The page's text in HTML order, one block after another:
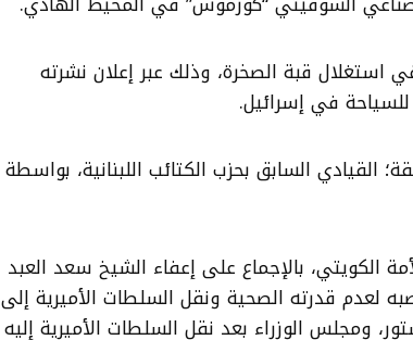
إسرائيل في استغلال قبة الصخرة، وذلك عبر إعلان نشرته
في إسرائيل.
إيلي حبيقة؛ القيادي السابق بحزب الكتائب اللبنانية، بواسطة
الأمة الكويتي، بالإجماع على إعفاء الشيخ سعد العبد
لعدم قدرته الصحية ونقل السلطات الأميرية إلى
ومجلس الوزراء بعد نقل السلطات الأميرية إليه